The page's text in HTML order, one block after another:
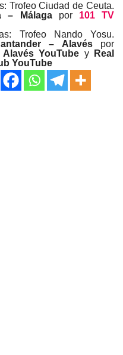
Trofeo Ciudad de Ceuta.
– Málaga por 101 TV
Trofeo Nando Yosu.
– Alavés por
Alavés YouTube y
Real
YouTube